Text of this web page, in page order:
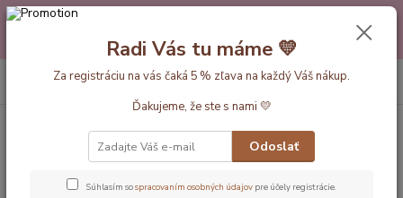
Máte nejakú otázku alebo váhate s výberom? Neváhajte a zavolajte
pokojne aj večer alebo cez víkend. Sme tu pre Vás.💛 Petra a babička
Monička
EUR
Hľadať
+420 777 610 855
Radi Vás tu máme 💛
Za registráciu na vás čaká 5 % zľava na každý Váš nákup.
Ďakujeme, že ste s nami 💛
Odoslať
Súhlasím sospracovaním osobných údajov pre účely registrácie.